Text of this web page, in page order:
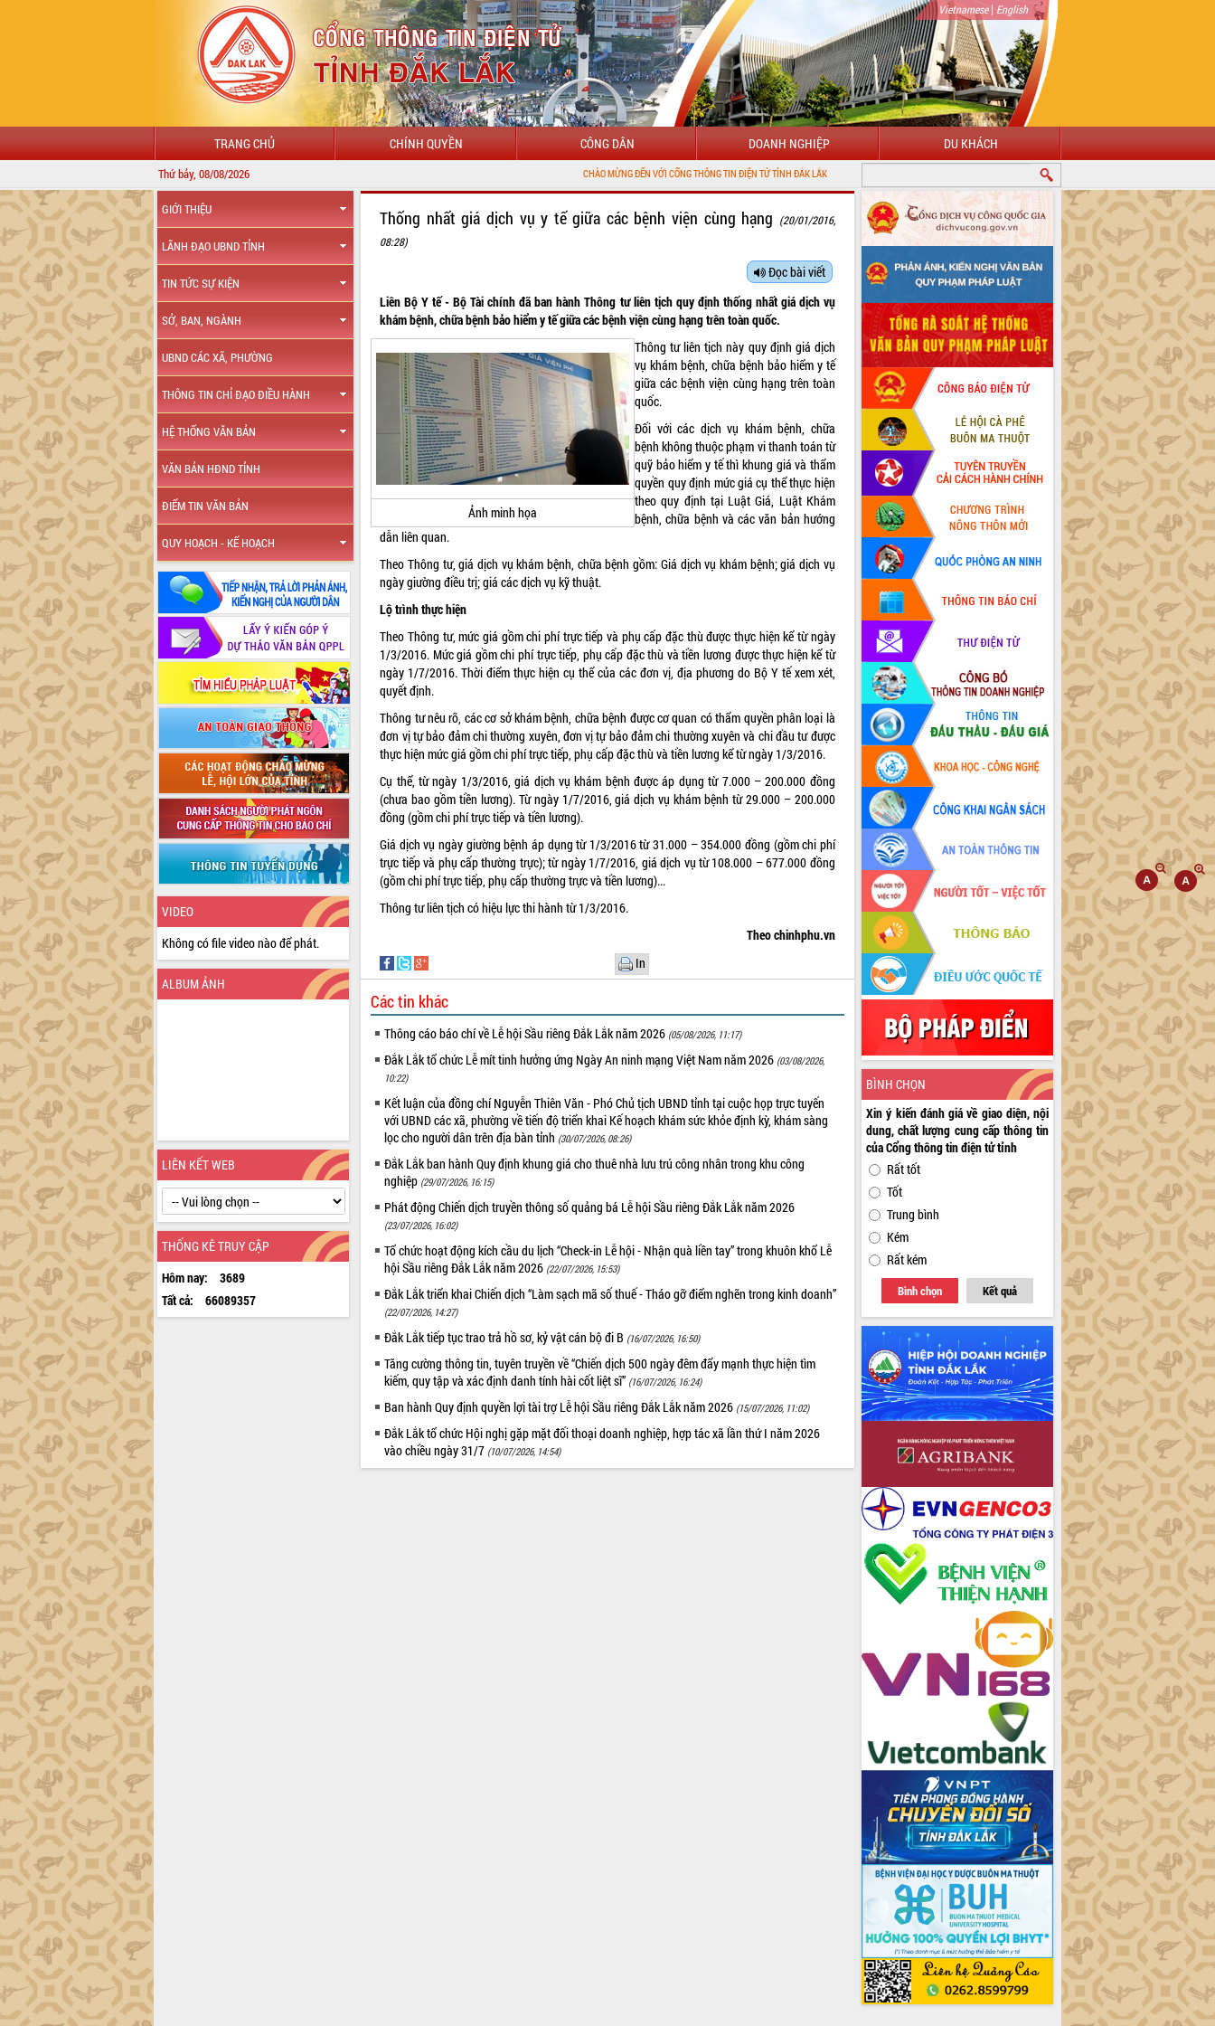
Vietnamese| English
TRANG CHỦ CHÍNH QUYỀN CÔNG DÂN DOANH NGHIỆP DU KHÁCH
Thứ bảy, 08/08/2026 CHÀO MỪNG ĐẾN VỚI CỔNG THÔNG TIN ĐIỆN TỬ TỈNH ĐẮK LẮK
GIỚI THIỆU
LÃNH ĐẠO UBND TỈNH
TIN TỨC SỰ KIỆN
SỞ, BAN, NGÀNH
UBND CÁC XÃ, PHƯỜNG
THÔNG TIN CHỈ ĐẠO ĐIỀU HÀNH
HỆ THỐNG VĂN BẢN
VĂN BẢN HĐND TỈNH
ĐIỂM TIN VĂN BẢN
QUY HOẠCH - KẾ HOẠCH
VIDEO
Không có file video nào để phát.
ALBUM ẢNH
LIÊN KẾT WEB
THỐNG KÊ TRUY CẬP
Hôm nay:
3689
Tất cả:
66089357
Thống nhất giá dịch vụ y tế giữa các bệnh viện cùng hạng (20/01/2016,
08:28)
Đọc bài viết
Liên Bộ Y tế - Bộ Tài chính đã ban hành Thông tư liên tịch quy định thống nhất giá dịch vụ
khám bệnh, chữa bệnh bảo hiểm y tế giữa các bệnh viện cùng hạng trên toàn quốc.
Ảnh minh họa
Thông tư liên tịch này quy định giá dịch
vụ khám bệnh, chữa bệnh bảo hiểm y tế
giữa các bệnh viện cùng hạng trên toàn
quốc.
Đối với các dịch vụ khám bệnh, chữa
bệnh không thuộc phạm vi thanh toán từ
quỹ bảo hiểm y tế thì khung giá và thẩm
quyền quy định mức giá cụ thể thực hiện
theo quy định tại Luật Giá, Luật Khám
bệnh, chữa bệnh và các văn bản hướng
dẫn liên quan.
Theo Thông tư, giá dịch vụ khám bệnh, chữa bệnh gồm: Giá dịch vụ khám bệnh; giá dịch vụ
ngày giường điều trị; giá các dịch vụ kỹ thuật.
Lộ trình thực hiện
Theo Thông tư, mức giá gồm chi phí trực tiếp và phụ cấp đặc thù được thực hiện kể từ ngày
1/3/2016. Mức giá gồm chi phí trực tiếp, phụ cấp đặc thù và tiền lương được thực hiện kể từ
ngày 1/7/2016. Thời điểm thực hiện cụ thể của các đơn vị, địa phương do Bộ Y tế xem xét,
quyết định.
Thông tư nêu rõ, các cơ sở khám bệnh, chữa bệnh được cơ quan có thẩm quyền phân loại là
đơn vị tự bảo đảm chi thường xuyên, đơn vị tự bảo đảm chi thường xuyên và chi đầu tư được
thực hiện mức giá gồm chi phí trực tiếp, phụ cấp đặc thù và tiền lương kể từ ngày 1/3/2016.
Cụ thể, từ ngày 1/3/2016, giá dịch vụ khám bệnh được áp dụng từ 7.000 – 200.000 đồng
(chưa bao gồm tiền lương). Từ ngày 1/7/2016, giá dịch vụ khám bệnh từ 29.000 – 200.000
đồng (gồm chi phí trực tiếp và tiền lương).
Giá dịch vụ ngày giường bệnh áp dụng từ 1/3/2016 từ 31.000 – 354.000 đồng (gồm chi phí
trực tiếp và phụ cấp thường trực); từ ngày 1/7/2016, giá dịch vụ từ 108.000 – 677.000 đồng
(gồm chi phí trực tiếp, phụ cấp thường trực và tiền lương)...
Thông tư liên tịch có hiệu lực thi hành từ 1/3/2016.
Theo chinhphu.vn
In
Các tin khác
Thông cáo báo chí về Lễ hội Sầu riêng Đắk Lắk năm 2026 (05/08/2026, 11:17)
Đắk Lắk tổ chức Lễ mít tinh hưởng ứng Ngày An ninh mạng Việt Nam năm 2026 (03/08/2026,
10:22)
Kết luận của đồng chí Nguyễn Thiên Văn - Phó Chủ tịch UBND tỉnh tại cuộc họp trực tuyến
với UBND các xã, phường về tiến độ triển khai Kế hoạch khám sức khỏe định kỳ, khám sàng
lọc cho người dân trên địa bàn tỉnh (30/07/2026, 08:26)
Đắk Lắk ban hành Quy định khung giá cho thuê nhà lưu trú công nhân trong khu công
nghiệp (29/07/2026, 16:15)
Phát động Chiến dịch truyền thông số quảng bá Lễ hội Sầu riêng Đắk Lắk năm 2026
(23/07/2026, 16:02)
Tổ chức hoạt động kích cầu du lịch “Check-in Lễ hội - Nhận quà liền tay” trong khuôn khổ Lễ
hội Sầu riêng Đắk Lắk năm 2026 (22/07/2026, 15:53)
Đắk Lắk triển khai Chiến dịch “Làm sạch mã số thuế - Tháo gỡ điểm nghẽn trong kinh doanh”
(22/07/2026, 14:27)
Đắk Lắk tiếp tục trao trả hồ sơ, kỷ vật cán bộ đi B (16/07/2026, 16:50)
Tăng cường thông tin, tuyên truyền về “Chiến dịch 500 ngày đêm đẩy mạnh thực hiện tìm
kiếm, quy tập và xác định danh tính hài cốt liệt sĩ” (16/07/2026, 16:24)
Ban hành Quy định quyền lợi tài trợ Lễ hội Sầu riêng Đắk Lắk năm 2026 (15/07/2026, 11:02)
Đắk Lắk tổ chức Hội nghị gặp mặt đối thoại doanh nghiệp, hợp tác xã lần thứ I năm 2026
vào chiều ngày 31/7 (10/07/2026, 14:54)
BÌNH CHỌN
Xin ý kiến đánh giá về giao diện, nội
dung, chất lượng cung cấp thông tin
của Cổng thông tin điện tử tỉnh
Rất tốt
Tốt
Trung bình
Kém
Rất kém
Bình chọn Kết quả